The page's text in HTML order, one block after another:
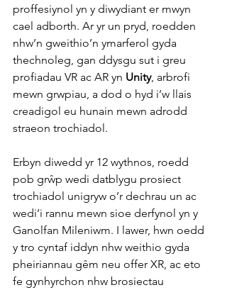
proffesiynol yn y diwydiant er mwyn
cael adborth. Ar yr un pryd, roedden
nhw’n gweithio’n ymarferol gyda
thechnoleg, gan ddysgu sut i greu
profiadau VR ac AR yn Unity, arbrofi
mewn grwpiau, a dod o hyd i’w llais
creadigol eu hunain mewn adrodd
straeon trochiadol.
Erbyn diwedd yr 12 wythnos, roedd
pob grŵp wedi datblygu prosiect
trochiadol unigryw o’r dechrau un ac
wedi’i rannu mewn sioe derfynol yn y
Ganolfan Mileniwm. I lawer, hwn oedd
y tro cyntaf iddyn nhw weithio gyda
pheiriannau gêm neu offer XR, ac eto
fe gynhyrchon nhw brosiectau